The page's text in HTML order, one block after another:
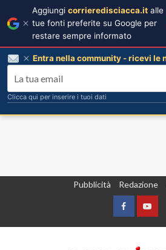
Pubblicità Redazione
Facebook
Aggiungi corrieredisciacca.it alle
tue fonti preferite su Google per
restare sempre informato
Entra nella community - ricevi le
Clicca qui per inserire i tuoi dati